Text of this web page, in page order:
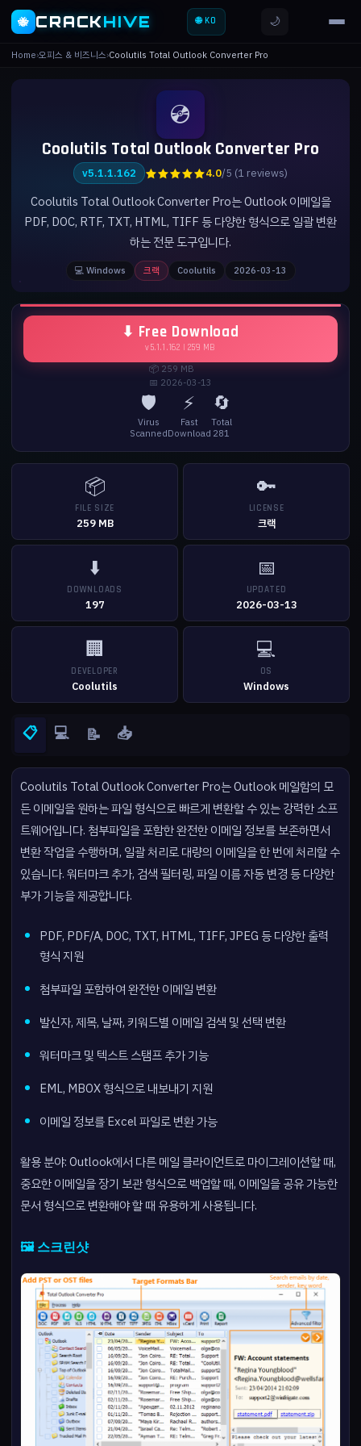
🐝 CRACKHIVE 🌐 KO 🌙
Home›오피스 & 비즈니스›Coolutils Total Outlook Converter Pro
💿
Coolutils Total Outlook Converter Pro
v5.1.1.162 ★★★★★4.0/5 (1 reviews)
Coolutils Total Outlook Converter Pro는 Outlook 이메일을
PDF, DOC, RTF, TXT, HTML, TIFF 등 다양한 형식으로 일괄 변환
하는 전문 도구입니다.
💻 Windows 크랙 Coolutils 2026-03-13
⬇ Free Download
v5.1.1.162 | 259 MB
📦 259 MB
📅 2026-03-13
🛡️
Virus
Scanned
⚡
Fast
Download
🔄
Total
281
📦
FILE SIZE
259 MB
🔑
LICENSE
크랙
⬇️
DOWNLOADS
197
📅
UPDATED
2026-03-13
🏢
DEVELOPER
Coolutils
💻
OS
Windows
📋 💻 📝 📥
Coolutils Total Outlook Converter Pro는 Outlook 메일함의 모
든 이메일을 원하는 파일 형식으로 빠르게 변환할 수 있는 강력한 소프
트웨어입니다. 첨부파일을 포함한 완전한 이메일 정보를 보존하면서
변환 작업을 수행하며, 일괄 처리로 대량의 이메일을 한 번에 처리할 수
있습니다. 워터마크 추가, 검색 필터링, 파일 이름 자동 변경 등 다양한
부가 기능을 제공합니다.
PDF, PDF/A, DOC, TXT, HTML, TIFF, JPEG 등 다양한 출력
형식 지원
첨부파일 포함하여 완전한 이메일 변환
발신자, 제목, 날짜, 키워드별 이메일 검색 및 선택 변환
워터마크 및 텍스트 스탬프 추가 기능
EML, MBOX 형식으로 내보내기 지원
이메일 정보를 Excel 파일로 변환 가능
활용 분야: Outlook에서 다른 메일 클라이언트로 마이그레이션할 때,
중요한 이메일을 장기 보관 형식으로 백업할 때, 이메일을 공유 가능한
문서 형식으로 변환해야 할 때 유용하게 사용됩니다.
🖼️ 스크린샷